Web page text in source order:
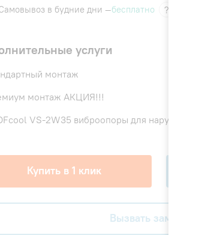
в будние дни —бесплатно ?
услуги
монтаж
монтаж АКЦИЯ!!!
VS-2W35 виброопоры для наружного блока
Купить в 1 клик
Вызвать замерщика